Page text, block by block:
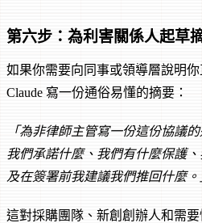
第六步：為利害關係人起草
如果你需要向同事或領導層說明
Claude 寫一份通俗易懂的摘要：
「為非律師主管寫一份這份協議
我們承諾什麼、我們有什麼保護
及在簽署前我建議我們推回什麼。
這對採購團隊、新創創辦人和需